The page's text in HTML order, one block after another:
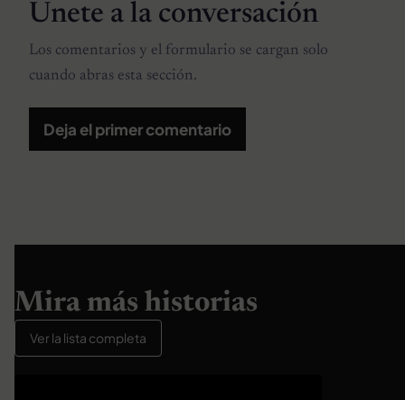
Únete a la conversación
Los comentarios y el formulario se cargan solo
cuando abras esta sección.
Deja el primer comentario
Mira más historias
Ver la lista completa